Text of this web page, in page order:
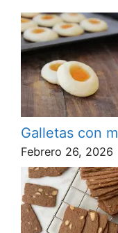
Galletas con
Febrero 26, 2026